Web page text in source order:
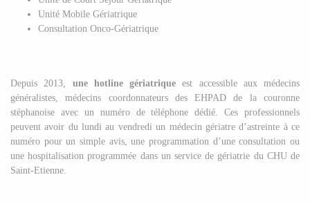
Unité Mobile Gériatrique
Consultation Onco-Gériatrique
Depuis 2013, une hotline gériatrique est accessible aux médecins
généralistes, médecins coordonnateurs des EHPAD de la couronne
stéphanoise avec un numéro de téléphone dédié. Ces professionnels
peuvent avoir du lundi au vendredi un médecin gériatre d’astreinte à ce
numéro pour un simple avis, une programmation d’une consultation ou
une hospitalisation programmée dans un service de gériatrie du CHU de
Saint-Etienne.